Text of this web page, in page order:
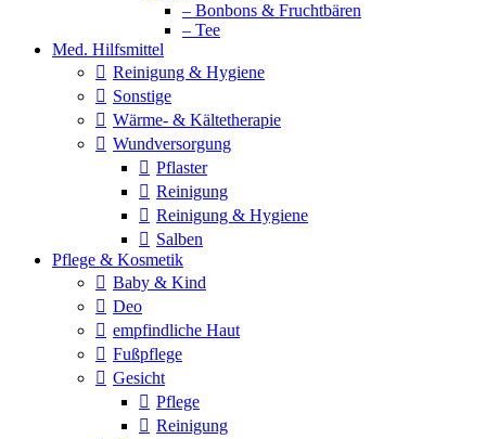
– Bonbons & Fruchtbären
– Tee
Med. Hilfsmittel
Reinigung & Hygiene
Sonstige
Wärme- & Kältetherapie
Wundversorgung
Pflaster
Reinigung
Reinigung & Hygiene
Salben
Pflege & Kosmetik
Baby & Kind
Deo
empfindliche Haut
Fußpflege
Gesicht
Pflege
Reinigung